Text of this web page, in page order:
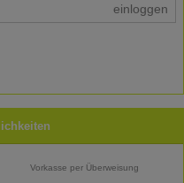
einloggen
Vorkasse per Überweisung